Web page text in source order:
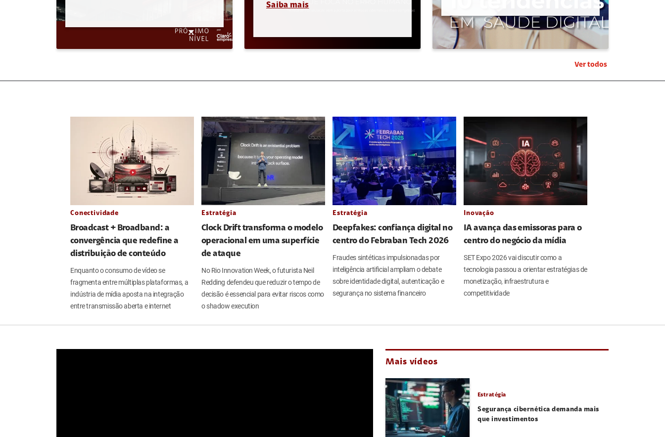
Saiba mais
Ver todos
Conectividade
Broadcast + Broadband: a
convergência que redefine a
distribuição de conteúdo
Enquanto o consumo de vídeo se
fragmenta entre múltiplas plataformas, a
indústria de mídia aposta na integração
entre transmissão aberta e internet
Estratégia
Clock Drift transforma o modelo
operacional em uma superfície
de ataque
No Rio Innovation Week, o futurista Neil
Redding defendeu que reduzir o tempo de
decisão é essencial para evitar riscos como
o shadow execution
Estratégia
Deepfakes: confiança digital no
centro do Febraban Tech 2026
Fraudes sintéticas impulsionadas por
inteligência artificial ampliam o debate
sobre identidade digital, autenticação e
segurança no sistema financeiro
Inovação
IA avança das emissoras para o
centro do negócio da mídia
SET Expo 2026 vai discutir como a
tecnologia passou a orientar estratégias de
monetização, infraestrutura e
competitividade
Mais vídeos
Estratégia
Segurança cibernética demanda mais
que investimentos